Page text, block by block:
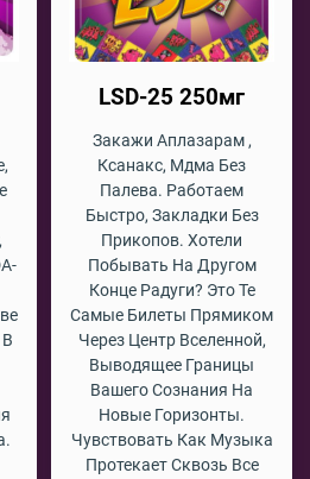
LSD-25 250мг
Закажи Аплазарам ,
Ксанакс, Мдма Без
Палева. Работаем
Быстро, Закладки Без
Прикопов. Хотели
Побывать На Другом
Конце Радуги? Это Те
Самые Билеты Прямиком
Через Центр Вселенной,
Выводящее Границы
Вашего Сознания На
Новые Горизонты.
Чувствовать Как Музыка
Протекает Сквозь Все